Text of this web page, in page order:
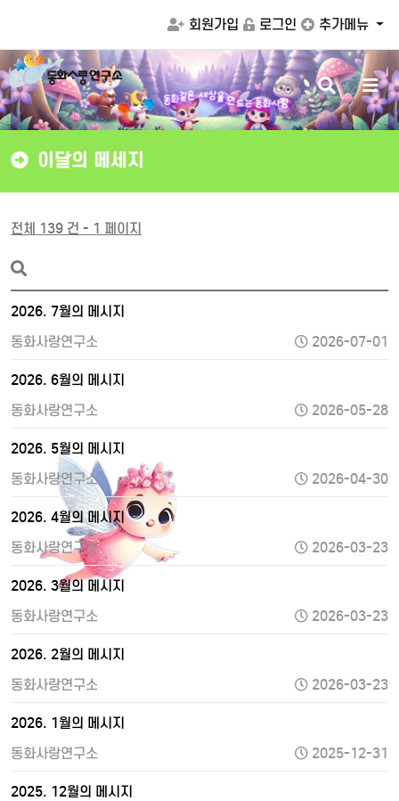
회원가입 로그인 추가메뉴
동화같은 세상을 만드는 동화사랑
검
색
버
튼
메
뉴
버
튼
이달의 메세지
전체 139 건 - 1 페이지
2026. 7월의 메시지
동화사랑연구소
2026-07-01
2026. 6월의 메시지
동화사랑연구소
2026-05-28
2026. 5월의 메시지
동화사랑연구소
2026-04-30
2026. 4월의 메시지
동화사랑연구소
2026-03-23
2026. 3월의 메시지
동화사랑연구소
2026-03-23
2026. 2월의 메시지
동화사랑연구소
2026-03-23
2026. 1월의 메시지
동화사랑연구소
2025-12-31
2025. 12월의 메시지